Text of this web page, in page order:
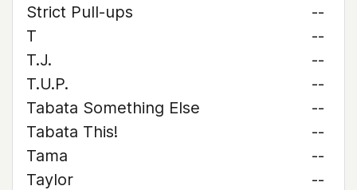
Strict Pull-ups
--
T
--
T.J.
--
T.U.P.
--
Tabata Something Else
--
Tabata This!
--
Tama
--
Taylor
--